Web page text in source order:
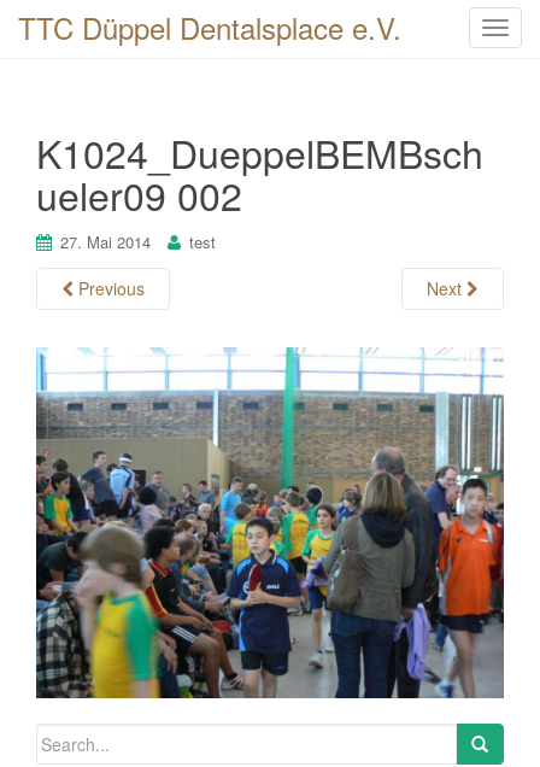
T
t
i
o
n
TTC Düppel Dentalsplace e.V.
K1024_DueppelBEMBsch
ueler09 002
27. Mai 2014 test
Previous Next